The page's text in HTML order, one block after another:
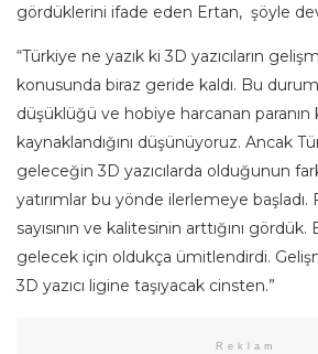
gördüklerini ifade eden Ertan, şöyle
“Türkiye ne yazık ki 3D yazıcıların
konusunda biraz geride kaldı. Bu
düşüklüğü ve hobiye harcanan paranın
kaynaklandığını düşünüyoruz. Ancak
geleceğin 3D yazıcılarda olduğunun
yatırımlar bu yönde ilerlemeye
sayısının ve kalitesinin arttığını
gelecek için oldukça ümitlendirdi.
3D yazıcı ligine taşıyacak cinsten.”
Reklam